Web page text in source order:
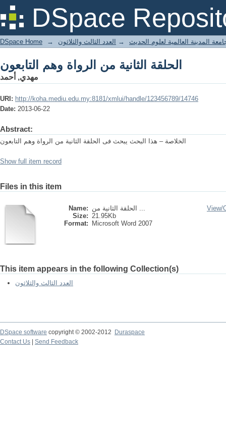
DSpace
الحلقة الثانية من الرواة وهم التابعون
DSpace Home → المدينة العالمية لعلوم الحديث → العدد الثالث والثلاثون
الحلقة الثانية من الرواة وهم التابعون
مهدي, أحمد
URI: http://koha.mediu.edu.my:8181/xmlui/handle/123456789/14746
Date: 2013-06-22
Abstract:
الخلاصة – هذا البحث يبحث فى الحلقة الثانية من الرواة وهم التابعون
Show full item record
Files in this item
Name:
الحلقة الثانية من ...
Size: 21.95Kb
Format:
Microsoft Word 2007
View/
This item appears in the following Collection(s)
العدد الثالث والثلاثون
DSpace software copyright © 2002-2012
Duraspace
Contact Us
Send Feedback